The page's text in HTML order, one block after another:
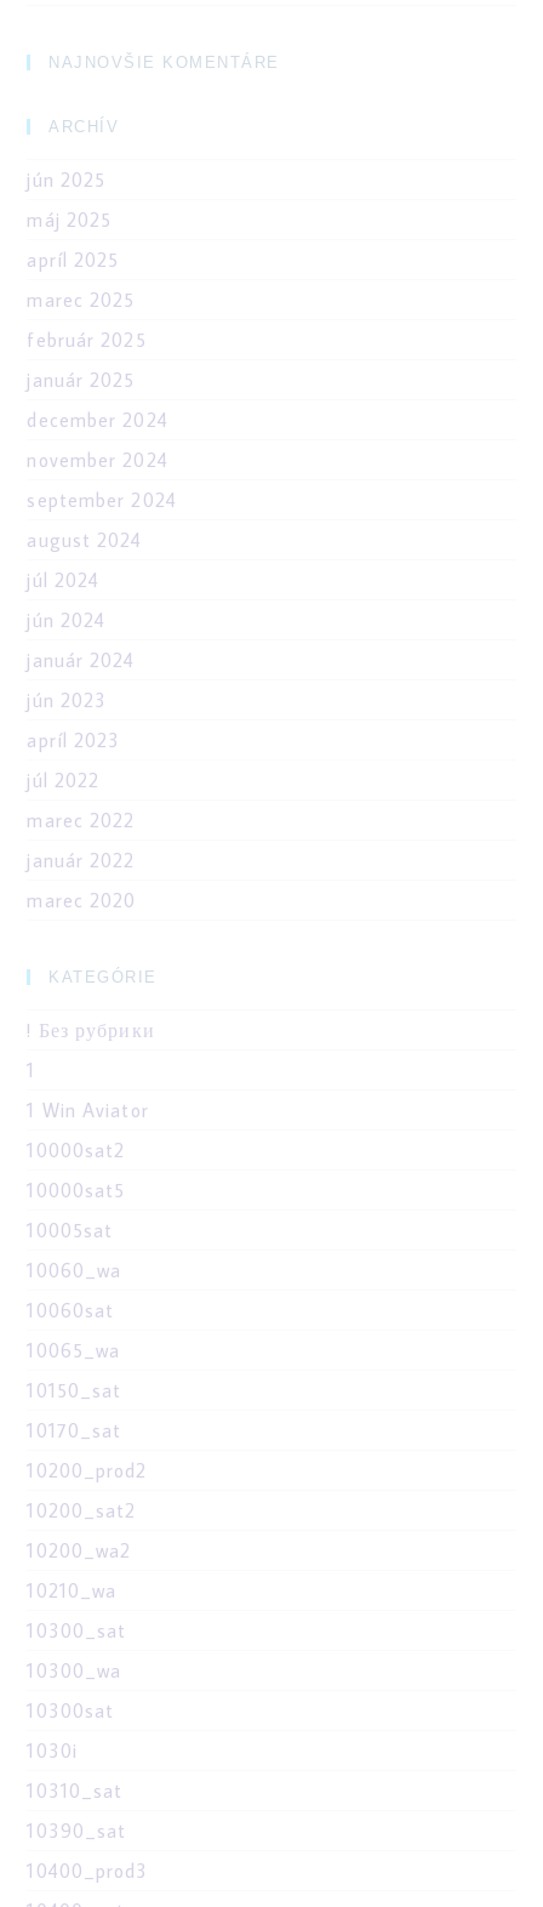
NAJNOVŠIE KOMENTÁRE
ARCHÍV
jún 2025
máj 2025
apríl 2025
marec 2025
február 2025
január 2025
december 2024
november 2024
september 2024
august 2024
júl 2024
jún 2024
január 2024
jún 2023
apríl 2023
júl 2022
marec 2022
január 2022
marec 2020
KATEGÓRIE
! Без рубрики
1
1 Win Aviator
10000sat2
10000sat5
10005sat
10060_wa
10060sat
10065_wa
10150_sat
10170_sat
10200_prod2
10200_sat2
10200_wa2
10210_wa
10300_sat
10300_wa
10300sat
1030i
10310_sat
10390_sat
10400_prod3